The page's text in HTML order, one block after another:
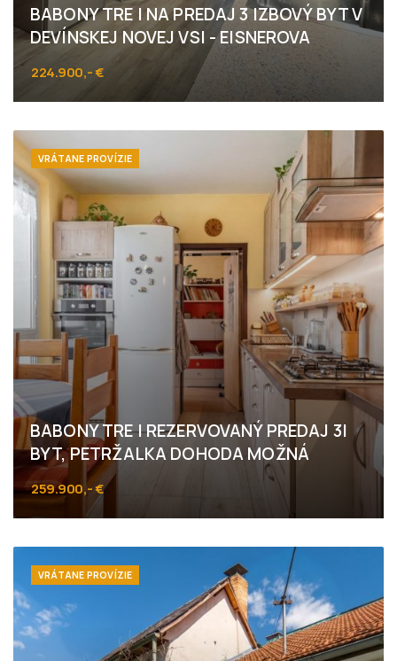
BABONY TRE I NA PREDAJ 3 IZBOVÝ BYT V
DEVÍNSKEJ NOVEJ VSI - EISNEROVA
224.900,- €
VRÁTANE PROVÍZIE
BABONY TRE I REZERVOVANÝ PREDAJ 3I
BYT, PETRŽALKA DOHODA MOŽNÁ
259.900,- €
VRÁTANE PROVÍZIE